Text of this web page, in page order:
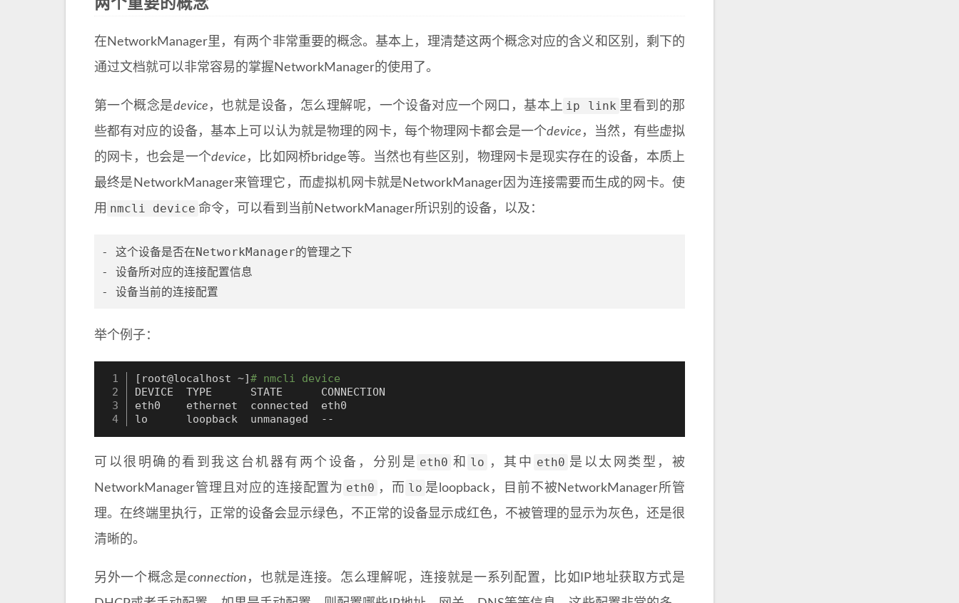
两个重要的概念
在NetworkManager里，有两个非常重要的概念。基本上，理清楚这两个概念对应的含义和区别，剩下的
通过文档就可以非常容易的掌握NetworkManager的使用了。
第一个概念是device ，也就是设备，怎么理解呢，一个设备对应一个网口，基本上 ip link 里看到的那
些都有对应的设备，基本上可以认为就是物理的网卡，每个物理网卡都会是一个device ，当然，有些虚拟
的网卡，也会是一个device ，比如网桥bridge等。当然也有些区别，物理网卡是现实存在的设备，本质上
最终是NetworkManager来管理它，而虚拟机网卡就是NetworkManager因为连接需要而生成的网卡。使
用 nmcli device 命令，可以看到当前NetworkManager所识别的设备，以及：
- 这个设备是否在NetworkManager的管理之下
- 设备所对应的连接配置信息
举个例子：
[ root@localhost ~]# nmcli device
DEVICE  TYPE      STATE      CONNECTION
eth0    ethernet  connected  eth0
lo      loopback  unmanaged  --
可以很明确的看到我这台机器有两个设备，分别是 eth0 和 lo ，其中 eth0 是以太网类型，被
NetworkManager管理且对应的连接配置为 eth0 ，而 lo 是loopback，目前不被NetworkManager所管
理。在终端里执行，正常的设备会显示绿色，不正常的设备显示成红色，不被管理的显示为灰色，还是很
清晰的。
另外一个概念是connection ，也就是连接。怎么理解呢，连接就是一系列配置，比如IP地址获取方式是